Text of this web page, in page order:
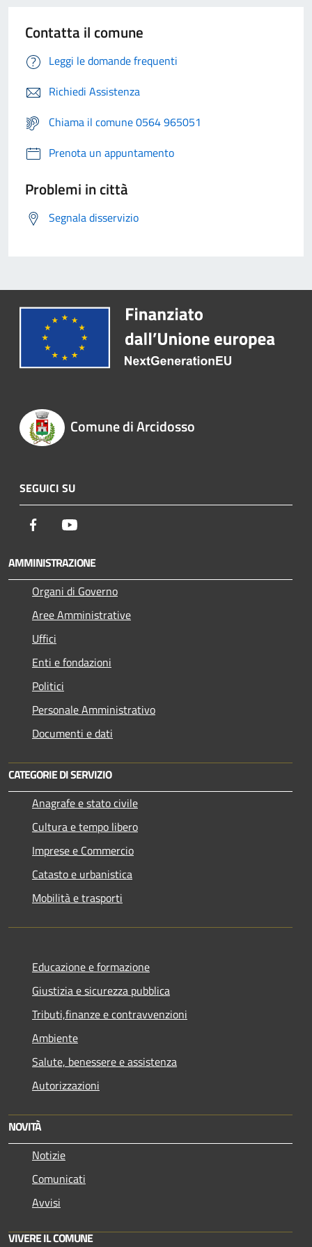
Contatta il comune
Leggi le domande frequenti
Richiedi Assistenza
Chiama il comune 0564 965051
Prenota un appuntamento
Problemi in città
Segnala disservizio
Comune di Arcidosso
SEGUICI SU
Facebook
AMMINISTRAZIONE
Organi di Governo
Aree Amministrative
Uffici
Enti e fondazioni
Politici
Personale Amministrativo
Documenti e dati
CATEGORIE DI SERVIZIO
Anagrafe e stato civile
Cultura e tempo libero
Imprese e Commercio
Catasto e urbanistica
Mobilità e trasporti
Educazione e formazione
Giustizia e sicurezza pubblica
Tributi,finanze e contravvenzioni
Ambiente
Salute, benessere e assistenza
Autorizzazioni
NOVITÀ
Notizie
Comunicati
Avvisi
VIVERE IL COMUNE